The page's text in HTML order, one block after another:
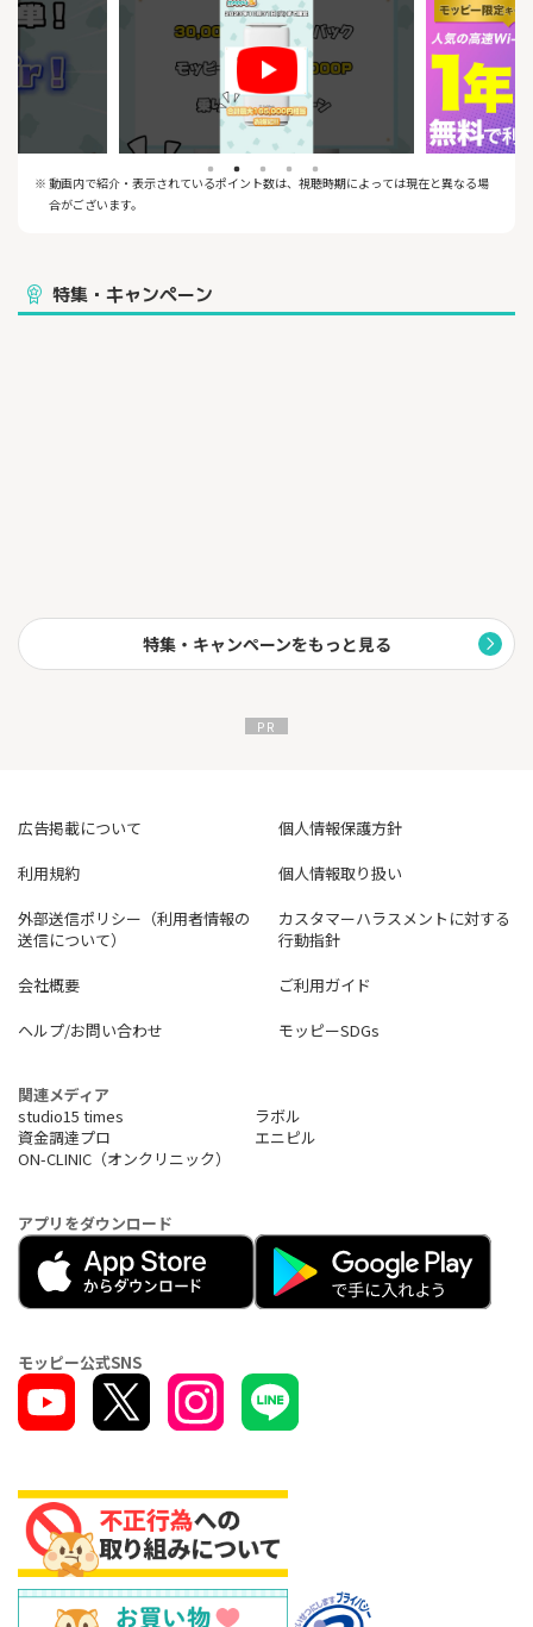
▼モバレコAirが選ばれる5つの理由
1、WiFi 7対応！ 次世代の高速通信に対応。
2、最大下り2.7Gbps！ 動画もゲームもサクサク。
3、工事不要＆即日開通！ 届いたその日からすぐ使える。
4、SoftBankの信頼性。 全国で支持されている安心品質。
5、「SoftBank あんしん乗り換えキャンペーン」もお見逃しなく
※48か月未満の途中解約の場合は端末残債が発生します
※ 動画内で紹介・表示されているポイント数は、視聴時期によっては現在と異なる場
合がございます。
特集・キャンペーン
特集・キャンペーンをもっと見る
広告掲載について
個人情報保護方針
利用規約
個人情報取り扱い
外部送信ポリシー（利用者情報の
送信について）
カスタマーハラスメントに対する
行動指針
会社概要
ご利用ガイド
ヘルプ/お問い合わせ
モッピーSDGs
関連メディア
studio15 times
ラボル
資金調達プロ
エニピル
ON-CLINIC（オンクリニック）
アプリをダウンロード
モッピー公式SNS